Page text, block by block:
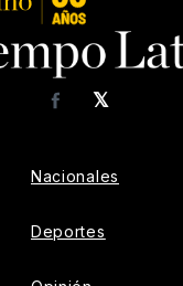
𝕏
Facebook
Nacionales
Deportes